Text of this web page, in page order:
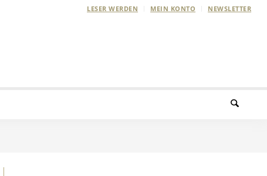
LESER WERDEN MEIN KONTO NEWSLETTER